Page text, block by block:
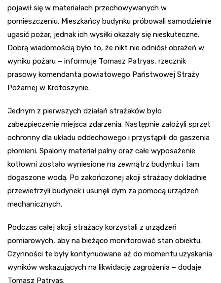
pojawił się w materiałach przechowywanych w
pomieszczeniu. Mieszkańcy budynku próbowali samodzielnie
ugasić pożar, jednak ich wysiłki okazały się nieskuteczne.
Dobrą wiadomością było to, że nikt nie odniósł obrażeń w
wyniku pożaru – informuje Tomasz Patryas, rzecznik
prasowy komendanta powiatowego Państwowej Straży
Pożarnej w Krotoszynie.
Jednym z pierwszych działań strażaków było
zabezpieczenie miejsca zdarzenia. Następnie założyli sprzęt
ochronny dla układu oddechowego i przystąpili do gaszenia
płomieni. Spalony materiał palny oraz całe wyposażenie
kotłowni zostało wyniesione na zewnątrz budynku i tam
dogaszone wodą. Po zakończonej akcji strażacy dokładnie
przewietrzyli budynek i usunęli dym za pomocą urządzeń
mechanicznych.
Podczas całej akcji strażacy korzystali z urządzeń
pomiarowych, aby na bieżąco monitorować stan obiektu.
Czynności te były kontynuowane aż do momentu uzyskania
wyników wskazujących na likwidację zagrożenia – dodaje
Tomasz Patryas.